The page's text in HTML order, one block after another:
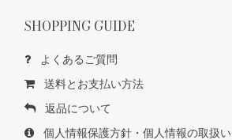
SHOPPING GUIDE
よくあるご質問
送料とお支払い方法
返品について
個人情報保護方針・個人情報の取扱い